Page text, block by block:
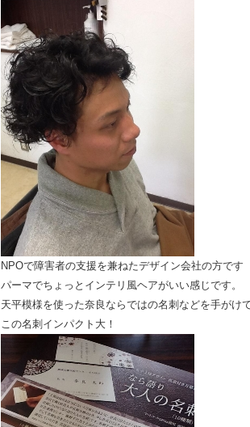
NPOで障害者の支援を兼ねたデザイン会社の方です
パーマでちょっとインテリ風ヘアがいい感じです。
天平模様を使った奈良ならではの名刺などを手がけ
この名刺インパクト大！